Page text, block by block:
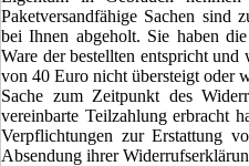
Paketversandfähige Sachen sind
bei Ihnen abgeholt. Sie haben
Ware der bestellten entspricht und
von 40 Euro nicht übersteigt oder
Sache zum Zeitpunkt des
vereinbarte Teilzahlung erbracht
Verpflichtungen zur Erstattung
Absendung ihrer